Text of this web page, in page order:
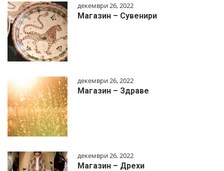
декември 26, 2022
Магазин – Сувенири
декември 26, 2022
Магазин – Здраве
декември 26, 2022
Магазин – Дрехи